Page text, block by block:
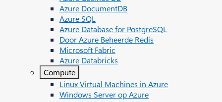
Azure DocumentDB
Azure SQL
Azure Database for PostgreSQL
Door Azure Beheerde Redis
Microsoft Fabric
Azure Databricks
Compute
Linux Virtual Machines in Azure
Windows Server op Azure